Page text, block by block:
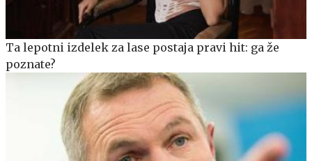
Ta lepotni izdelek za lase postaja pravi hit: ga že
poznate?